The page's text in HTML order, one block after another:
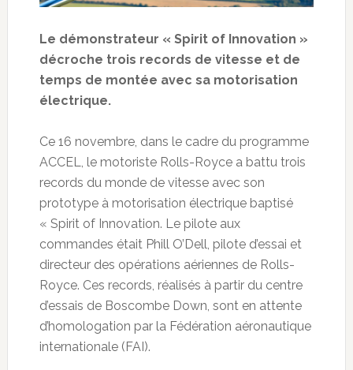
Le démonstrateur « Spirit of Innovation »
décroche trois records de vitesse et de
temps de montée avec sa motorisation
électrique.
Ce 16 novembre, dans le cadre du programme
ACCEL, le motoriste Rolls-Royce a battu trois
records du monde de vitesse avec son
prototype à motorisation électrique baptisé
« Spirit of Innovation. Le pilote aux
commandes était Phill O’Dell, pilote d’essai et
directeur des opérations aériennes de Rolls-
Royce. Ces records, réalisés à partir du centre
d’essais de Boscombe Down, sont en attente
d’homologation par la Fédération aéronautique
internationale (FAI).